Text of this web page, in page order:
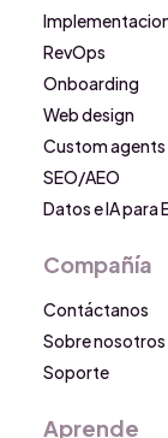
RevOps
Onboarding
Web design
Custom agents
SEO/AEO
Datos e IA para
Compañía
Contáctanos
Sobre nosotros
Soporte
Aprende